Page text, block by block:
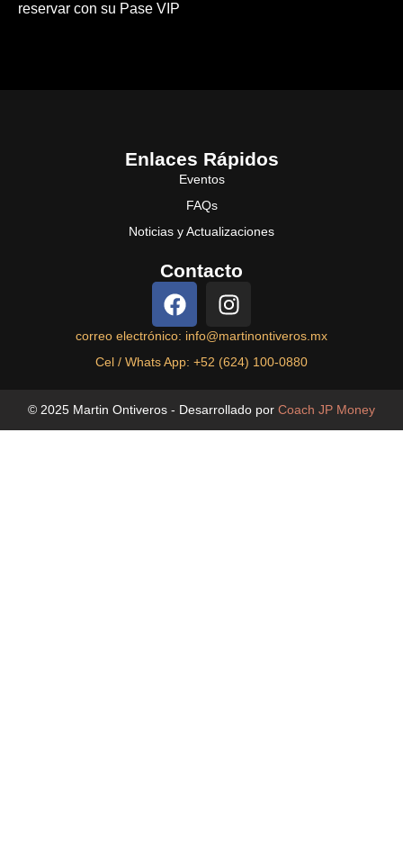
reservar con su Pase VIP
Enlaces Rápidos
Eventos
FAQs
Noticias y Actualizaciones
Contacto
correo electrónico: info@martinontiveros.mx
Cel / Whats App: +52 (624) 100-0880
© 2025 Martin Ontiveros - Desarrollado por Coach JP Money